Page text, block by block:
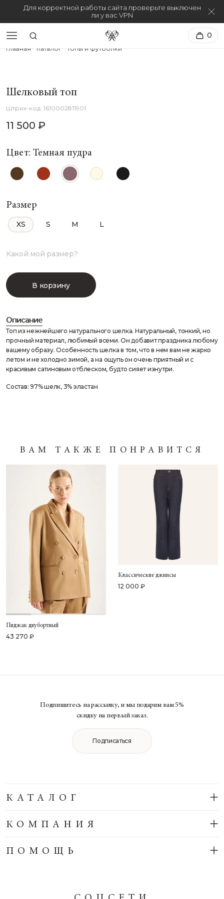
Для корректной работы сайта проверьте выключен
ли у вас VPN
0
Главная Каталог Топы и футболки
Шелковый топ
1610002811901
11 500 ₽
Цвет: Темная пудра
Размер
XS S M L
Какой мой размер?
В корзину
Описание
Топ из нежнейшего натурального шелка. Натуральный, тонкий, но
прочный материал, любимый всеми. Он добавит праздника любому
вашему образу. Особенность шелка в том, что в нем вам не жарко
летом и не холодно зимой, а на ощупь он очень приятный и с
красивым сатиновым отблеском, будто сияет изнутри.
Состав: 97% шелк, 3% эластан
ВАМ ТАКЖЕ ПОНРАВИТСЯ
Пиджак двубортный
43 270 ₽
Классические джинсы
12 000 ₽
Подпишитесь на рассылку, и мы подарим вам 5%
скидку на первый заказ.
Подписаться
КАТАЛОГ
КОМПАНИЯ
ПОМОЩЬ